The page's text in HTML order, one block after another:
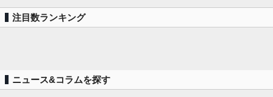
注目数ランキング
ニュース&コラムを探す